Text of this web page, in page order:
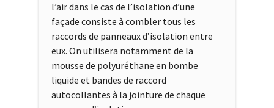
l’air dans le cas de l’isolation d’une
façade consiste à combler tous les
raccords de panneaux d’isolation entre
eux. On utilisera notamment de la
mousse de polyuréthane en bombe
liquide et bandes de raccord
autocollantes à la jointure de chaque